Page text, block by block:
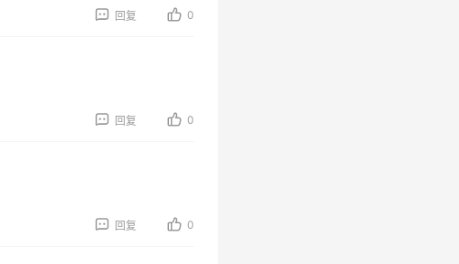
回复 0
回复 0
回复 0